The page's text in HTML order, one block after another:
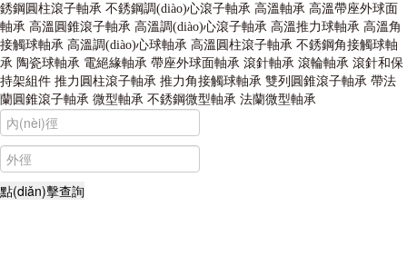
銹鋼圓柱滾子軸承 不銹鋼調(diào)心滾子軸承 高溫軸承 高溫帶座外球面
軸承 高溫圓錐滾子軸承 高溫調(diào)心滾子軸承 高溫推力球軸承 高溫角
接觸球軸承 高溫調(diào)心球軸承 高溫圓柱滾子軸承 不銹鋼角接觸球軸
承 陶瓷球軸承 電絕緣軸承 帶座外球面軸承 滾針軸承 滾輪軸承 滾針和保
持架組件 推力圓柱滾子軸承 推力角接觸球軸承 雙列圓錐滾子軸承 帶法
蘭圓錐滾子軸承 微型軸承 不銹鋼微型軸承 法蘭微型軸承